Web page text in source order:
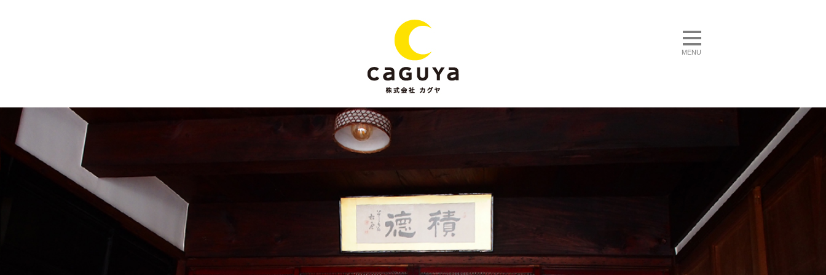
toggle navigation
MENU